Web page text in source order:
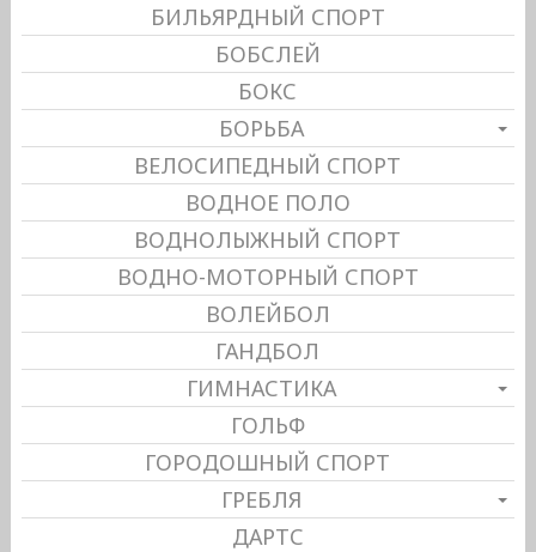
БИЛЬЯРДНЫЙ СПОРТ
БОБСЛЕЙ
БОКС
БОРЬБА
ВЕЛОСИПЕДНЫЙ СПОРТ
ВОДНОЕ ПОЛО
ВОДНОЛЫЖНЫЙ СПОРТ
ВОДНО-МОТОРНЫЙ СПОРТ
ВОЛЕЙБОЛ
ГАНДБОЛ
ГИМНАСТИКА
ГОЛЬФ
ГОРОДОШНЫЙ СПОРТ
ГРЕБЛЯ
ДАРТС